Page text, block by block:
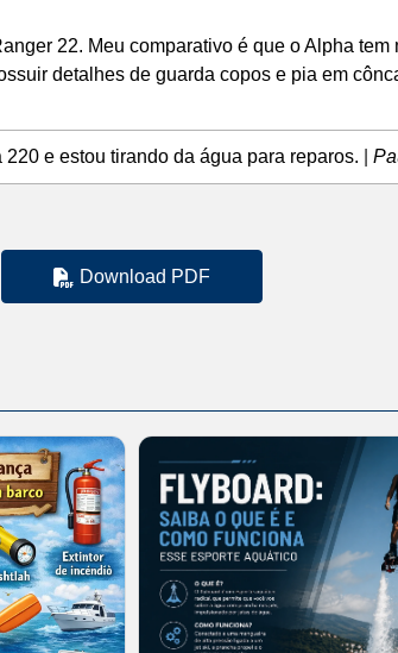
22. Meu comparativo é que o Alpha
detalhes de guarda copos e pia em
e estou tirando da água para reparos.
Download PDF